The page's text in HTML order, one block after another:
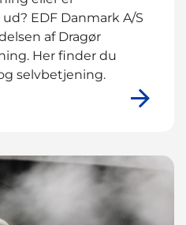
EDF Danmark A/S
af Dragør
Her finder du
selvbetjening.